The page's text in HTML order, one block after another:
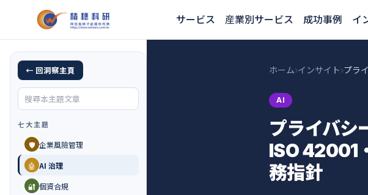
サービス 産業別サービス 成功事例 イ
← 回洞察主頁
七大主題
🛡️ 企業風險管理
🤖 AI 治理
🔐 個資合規
ホーム›インサイト›
AI
プライバシ
ISO 42001
務指針